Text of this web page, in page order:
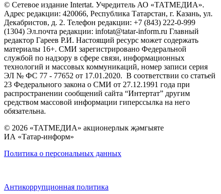
© Сетевое издание Intertat. Учредитель АО «ТАТМЕДИА».
Адрес редакции: 420066, Республика Татарстан, г. Казань, ул.
Декабристов, д. 2. Телефон редакции: +7 (843) 222-0-999
(1304) Эл.почта редакции: infotat@tatar-inform.ru Главный
редактор Гареев Р.И. Настоящий ресурс может содержать
материалы 16+. СМИ зарегистрировано Федеральной
службой по надзору в сфере связи, информационных
технологий и массовых коммуникаций, номер записи серия
ЭЛ № ФС 77 - 77652 от 17.01.2020. В соответствии со статьей
23 Федерального закона о СМИ от 27.12.1991 года при
распространении сообщений сайта “Интертат” другим
средством массовой информации гиперссылка на него
обязательна.
© 2026 «ТАТМЕДИА» акционерлык җәмгыяте
ИА «Татар-информ»
Политика о персональных данных
Антикоррупционная политика